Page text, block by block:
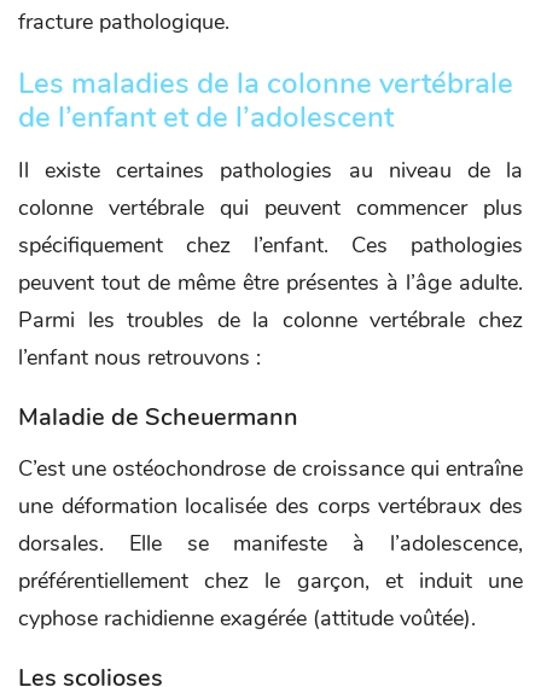
fracture pathologique.
Les maladies de la colonne vertébrale
de l’enfant et de l’adolescent
Il existe certaines pathologies au niveau de la
colonne vertébrale qui peuvent commencer plus
spécifiquement chez l’enfant. Ces pathologies
peuvent tout de même être présentes à l’âge adulte.
Parmi les troubles de la colonne vertébrale chez
l’enfant nous retrouvons :
Maladie de Scheuermann
C’est une ostéochondrose de croissance qui entraîne
une déformation localisée des corps vertébraux des
dorsales. Elle se manifeste à l’adolescence,
préférentiellement chez le garçon, et induit une
cyphose rachidienne exagérée (attitude voûtée).
Les scolioses